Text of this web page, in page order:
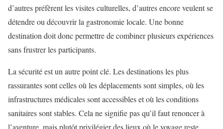
d’autres préfèrent les visites culturelles, d’autres encore veulent se
détendre ou découvrir la gastronomie locale. Une bonne
destination doit donc permettre de combiner plusieurs expériences
sans frustrer les participants.
La sécurité est un autre point clé. Les destinations les plus
rassurantes sont celles où les déplacements sont simples, où les
infrastructures médicales sont accessibles et où les conditions
sanitaires sont stables. Cela ne signifie pas qu’il faut renoncer à